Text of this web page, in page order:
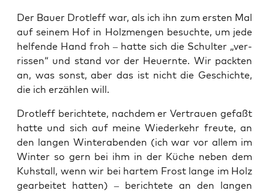
Der Bau­er Drotl­eff war, als ich ihn zum ers­ten Mal
auf sei­nem Hof in Holz­men­gen besuch­te, um jede
hel­fen­de Hand froh – hat­te sich die Schul­ter „ver­
ris­sen“ und stand vor der Heu­ern­te. Wir pack­ten
an, was sonst, aber das ist nicht die Geschich­te,
die ich erzäh­len will.
Drotl­eff berich­te­te, nach­dem er Ver­trau­en gefaßt
hat­te und sich auf mei­ne Wie­der­kehr freu­te, an
den lan­gen Win­ter­aben­den (ich war vor allem im
Win­ter so gern bei ihm in der Küche neben dem
Kuh­stall, wenn wir bei har­tem Frost lan­ge im Holz
gear­bei­tet hat­ten) – berich­te­te an den lan­gen